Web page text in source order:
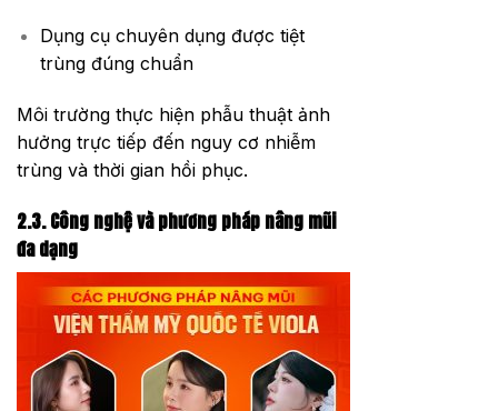
Dụng cụ chuyên dụng được tiệt
trùng đúng chuẩn
Môi trường thực hiện phẫu thuật ảnh
hưởng trực tiếp đến nguy cơ nhiễm
trùng và thời gian hồi phục.
2.3. Công nghệ và phương pháp nâng mũi
đa dạng